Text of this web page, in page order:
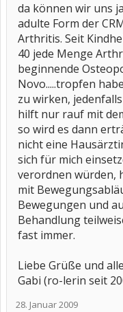
da können wir uns
adulte Form der
Arthritis. Seit
40 jede Menge
beginnende
Novo.....tropfen
zu wirken,
hilft nur rauf mit
so wird es dann
nicht eine
sich für mich
verordnen würden,
mit
Bewegungen und
Behandlung
fast immer.
Liebe Grüße und
Gabi (ro-lerin seit
28. Januar 2009